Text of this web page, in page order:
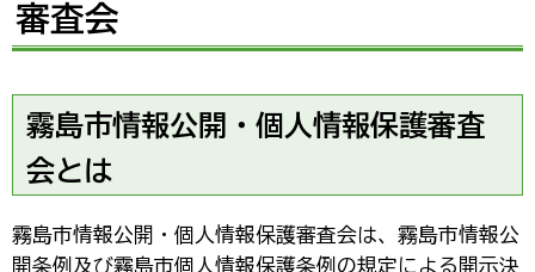
審査会
霧島市情報公開・個人情報保護審査
会とは
霧島市情報公開・個人情報保護審査会は、霧島市情報公
開条例及び霧島市個人情報保護条例の規定による開示決